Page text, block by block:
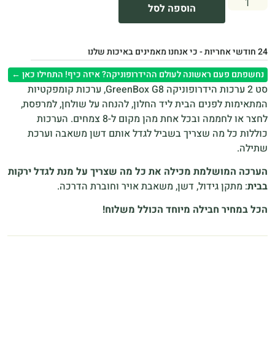
הוספה לסל
24 חודשי אחריות - כי אנחנו מאמינים באיכות שלנו
נחשפתם פעם ראשונה לעולם ההידרופוניקה? איזה כיף! התחילו כאן ←
סט 2 ערכות הידרופוניקה GreenBox G8, ערכות קומפקטיות
המתאימות לפנים הבית ליד החלון, להנחה על שולחן, למרפסת,
לחצר או לחממה ובכל אחת מהן מקום ל-8 צמחים. הערכות
כוללות כל מה שצריך בשביל לגדל אותם דשן משאבה וערכת
שתילה.
הערכה המושלמת מכילה את כל מה שצריך על מנת לגדל ירקות
בבית: מתקן גידול, דשן, משאבת אויר וחוברת הדרכה.
הכל במחיר חבילה מיוחד הכולל משלוח!